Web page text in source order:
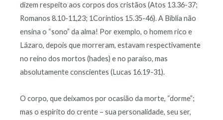
dizem respeito aos corpos dos cristãos (Atos 13.36-37;
Romanos 8.10-11,23; 1Coríntios 15.35-46). A Bíblia não
ensina o “sono” da alma! Por exemplo, o homem rico e
Lázaro, depois que morreram, estavam respectivamente
no reino dos mortos (hades) e no paraíso, mas
absolutamente conscientes (Lucas 16.19-31).
O corpo, que deixamos por ocasião da morte, “dorme”;
mas o espírito do crente – sua personalidade, seu ser,